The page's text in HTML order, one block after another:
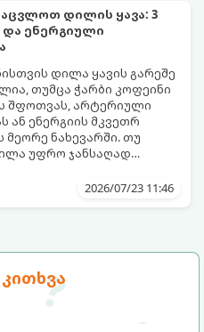
წყლის სმა
ჩვევად
დილის ყავა: 3
ენერგიული
დილა ყავის გარეშე
თუმცა ჭარბი კოფეინი
შფოთვას, არტერიული
ან ენერგიის მკვეთრ
ნახევარში. თუ
უფრო ჯანსაღად
ექსპერტები ყავის სამ
სასმელი:
2026/07/23 11:46